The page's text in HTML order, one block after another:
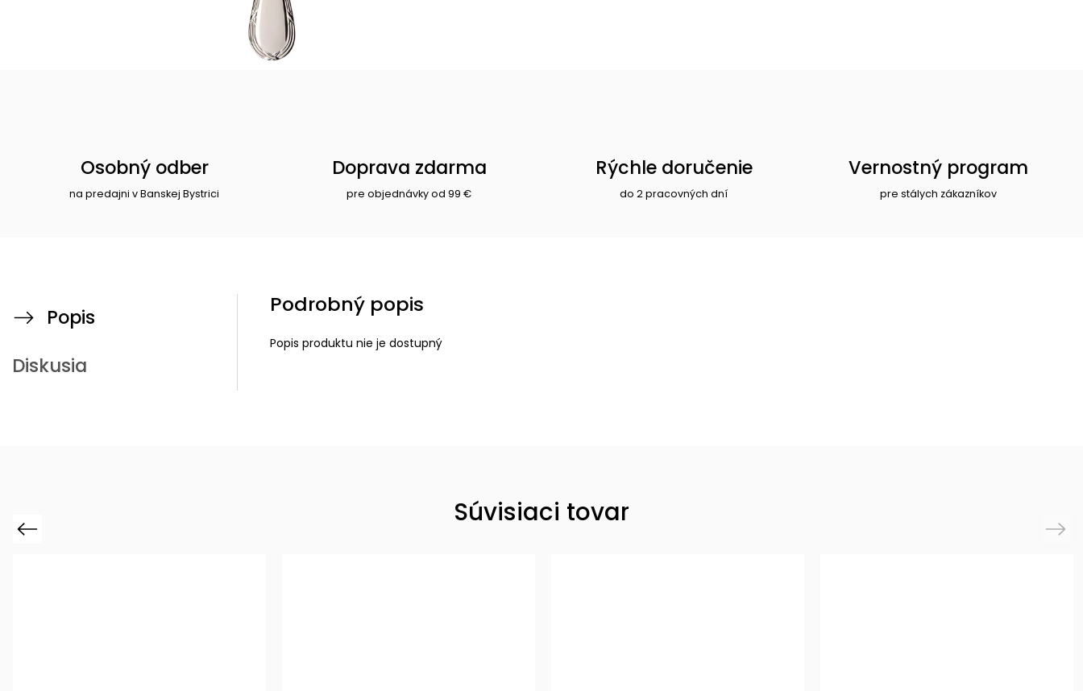
Osobný odber
na predajni v Banskej Bystrici
Doprava zdarma
pre objednávky od 99 €
Rýchle doručenie
do 2 pracovných dní
Vernostný program
pre stálych zákazníkov
Popis
Diskusia
Podrobný popis
Popis produktu nie je dostupný
Súvisiaci tovar
Previous Next